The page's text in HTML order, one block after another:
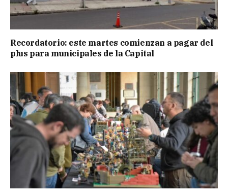
Recordatorio: este martes comienzan a pagar del
plus para municipales de la Capital